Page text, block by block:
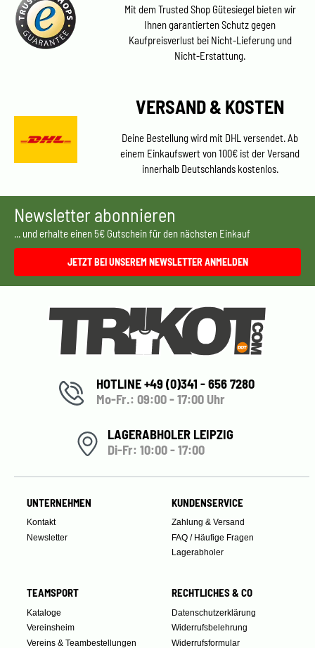
Mit dem Trusted Shop Gütesiegel bieten wir
Ihnen garantierten Schutz gegen
Kaufpreisverlust bei Nicht-Lieferung und
Nicht-Erstattung.
VERSAND & KOSTEN
Deine Bestellung wird mit DHL versendet. Ab
einem Einkaufswert von 100€ ist der Versand
innerhalb Deutschlands kostenlos.
Newsletter abonnieren
... und erhalte einen 5€ Gutschein für den nächsten Einkauf
JETZT BEI UNSEREM NEWSLETTER ANMELDEN
HOTLINE +49 (0)341 - 656 7280
Mo-Fr.: 09:00 - 17:00 Uhr
LAGERABHOLER LEIPZIG
Di-Fr: 10:00 - 17:00
UNTERNEHMEN
Kontakt
Newsletter
KUNDENSERVICE
Zahlung & Versand
FAQ / Häufige Fragen
Lagerabholer
TEAMSPORT
Kataloge
Vereinsheim
Vereins & Teambestellungen
RECHTLICHES & CO
Datenschutzerklärung
Widerrufsbelehrung
Widerrufsformular